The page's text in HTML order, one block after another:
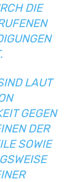
DIE
LAUT
GEGEN
DER
SOWIE